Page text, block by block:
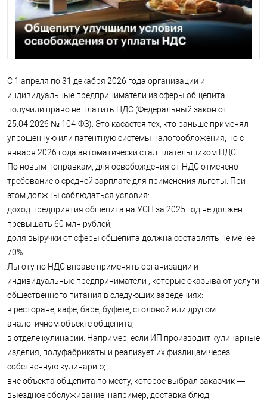
С 1 апреля по 31 декабря 2026 года организации и
индивидуальные предприниматели из сферы общепита
получили право не платить НДС (Федеральный закон от
25.04.2026 № 104-ФЗ). Это касается тех, кто раньше применял
упрощенную или патентную системы налогообложения, но с
января 2026 года автоматически стал плательщиком НДС.
По новым поправкам, для освобождения от НДС отменено
требование о средней зарплате для применения льготы. При
этом должны соблюдаться условия:
доход предприятия общепита на УСН за 2025 год не должен
превышать 60 млн рублей;
доля выручки от сферы общепита должна составлять не менее
70%.
Льготу по НДС вправе применять организации и
индивидуальные предприниматели , которые оказывают услуги
общественного питания в следующих заведениях:
в ресторане, кафе, баре, буфете, столовой или другом
аналогичном объекте общепита;
в отделе кулинарии. Например, если ИП производит кулинарные
изделия, полуфабрикаты и реализует их физлицам через
собственную кулинарию;
вне объекта общепита по месту, которое выбрал заказчик —
выездное обслуживание, например, доставка блюд;